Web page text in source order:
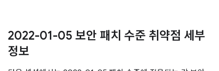
2022-01-05 보안 패치 수준 취약점 세부
정보